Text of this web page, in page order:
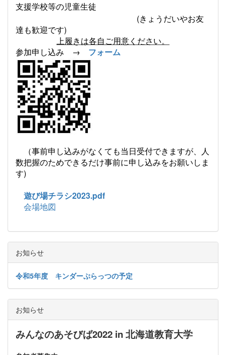
支援学校等の児童生徒
(きょうだいやお友
達も歓迎です)
上履きは各自ご用意ください。
参加申し込み → フォーム
（事前申し込みがなくても当日受付できますが、人
数把握のためできるだけ事前に申し込みをお願いしま
す)
遊び場チラシ2023.pdf
会場地図
お知らせ
令和5年度 キンダーぷらっつの予定
お知らせ
みんなのあそびば2022 in 北海道教育大学